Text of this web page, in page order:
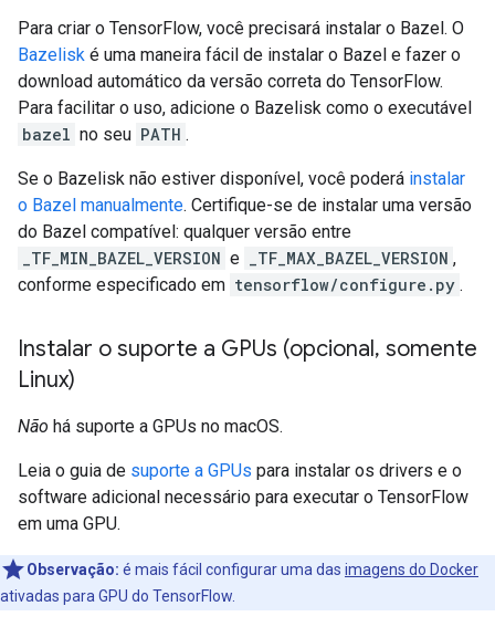
Para criar o TensorFlow, você precisará instalar o Bazel. O
Bazelisk é uma maneira fácil de instalar o Bazel e fazer o
download automático da versão correta do TensorFlow.
Para facilitar o uso, adicione o Bazelisk como o executável
bazel no seu PATH .
Se o Bazelisk não estiver disponível, você poderá instalar
o Bazel manualmente. Certifique-se de instalar uma versão
do Bazel compatível: qualquer versão entre
_TF_MIN_BAZEL_VERSION e _TF_MAX_BAZEL_VERSION ,
conforme especificado em tensorflow/configure.py .
Instalar o suporte a GPUs (opcional, somente
Linux)
Não há suporte a GPUs no macOS.
Leia o guia de suporte a GPUs para instalar os drivers e o
software adicional necessário para executar o TensorFlow
em uma GPU.
Observação: é mais fácil configurar uma das imagens do Docker
ativadas para GPU do TensorFlow.